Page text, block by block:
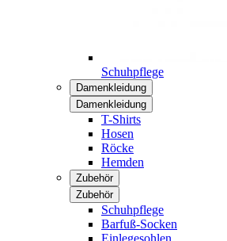
Schuhpflege
Damenkleidung
Damenkleidung
T-Shirts
Hosen
Röcke
Hemden
Zubehör
Zubehör
Schuhpflege
Barfuß-Socken
Einlegesohlen